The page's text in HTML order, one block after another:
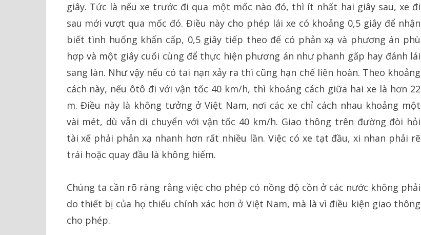
giây. Tức là nếu xe trước đi qua một mốc nào đó, thì ít nhất hai giây sau, xe đi
sau mới vượt qua mốc đó. Điều này cho phép lái xe có khoảng 0,5 giây để nhận
biết tình huống khẩn cấp, 0,5 giây tiếp theo để có phản xạ và phương án phù
hợp và một giây cuối cùng để thực hiện phương án như phanh gấp hay đánh lái
sang làn. Như vậy nếu có tai nạn xảy ra thì cũng hạn chế liên hoàn. Theo khoảng
cách này, nếu ôtô đi với vận tốc 40 km/h, thì khoảng cách giữa hai xe là hơn 22
m. Điều này là không tưởng ở Việt Nam, nơi các xe chỉ cách nhau khoảng một
vài mét, dù vẫn di chuyển với vận tốc 40 km/h. Giao thông trên đường đòi hỏi
tài xế phải phản xạ nhanh hơn rất nhiều lần. Việc có xe tạt đầu, xi nhan phải rẽ
trái hoặc quay đầu là không hiếm.
Chúng ta cần rõ ràng rằng việc cho phép có nồng độ cồn ở các nước không phải
do thiết bị của họ thiếu chính xác hơn ở Việt Nam, mà là vì điều kiện giao thông
cho phép.